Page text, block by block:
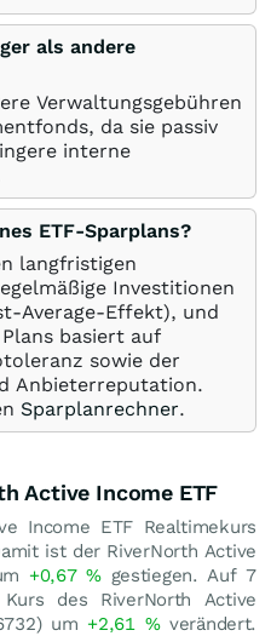
als andere
Verwaltungsgebühren
da sie passiv
interne
ETF-Sparplans?
langfristigen
Investitionen
Average-Effekt), und
basiert auf
sowie der
Anbieterreputation.
Sparplanrechner.
Active Income ETF
Income ETF Realtimekurs
ist der RiverNorth Active
+0,67%gestiegen. Auf 7
des RiverNorth Active
um +2,61 %verändert.